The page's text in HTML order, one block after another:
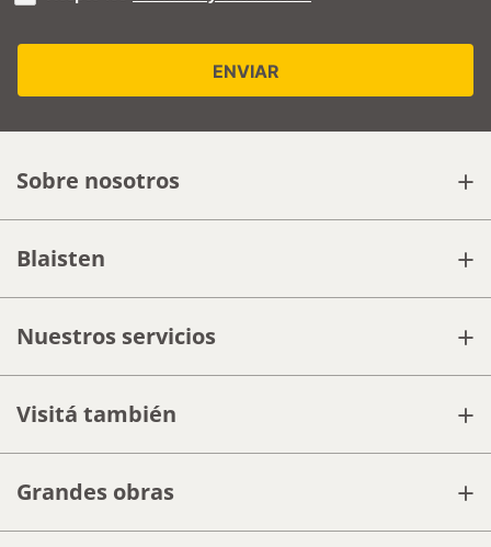
Sobre nosotros +
Blaisten +
Nuestros servicios +
Visitá también +
Grandes obras +